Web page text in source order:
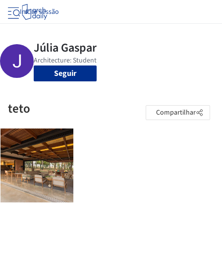
Iniciar sessão
Seguir
teto Compartilhar